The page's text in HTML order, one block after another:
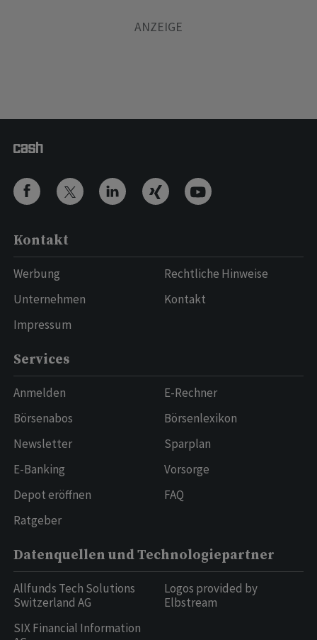
Kontakt
Werbung
Unternehmen
Impressum
Rechtliche Hinweise
Kontakt
Services
Anmelden
Börsenabos
Newsletter
E-Banking
Depot eröffnen
Ratgeber
E-Rechner
Börsenlexikon
Sparplan
Vorsorge
FAQ
Datenquellen und Technologiepartner
Allfunds Tech Solutions
Switzerland AG
SIX Financial Information
Logos provided by
Elbstream